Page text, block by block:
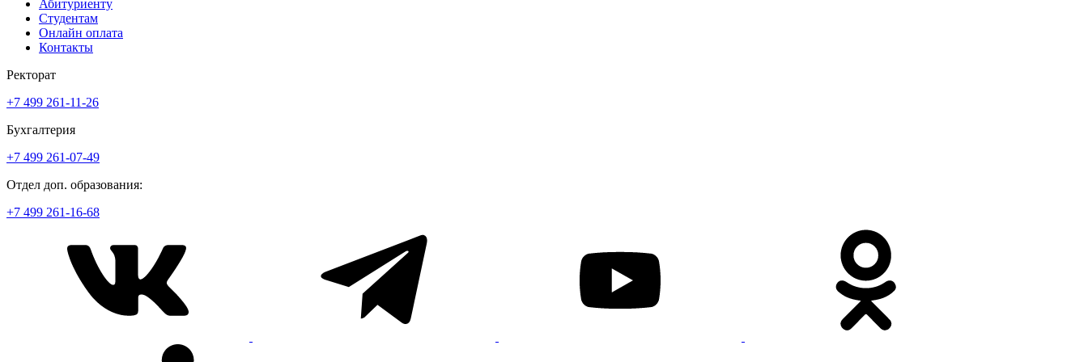
Абитуриенту
Студентам
Онлайн оплата
Контакты
Ректорат
+7 499 261-11-26
Бухгалтерия
+7 499 261-07-49
Отдел доп. образования:
+7 499 261-16-68